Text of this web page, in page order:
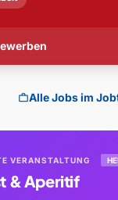
workAlle Jobs im
VERANSTALTUNG
& Aperitif